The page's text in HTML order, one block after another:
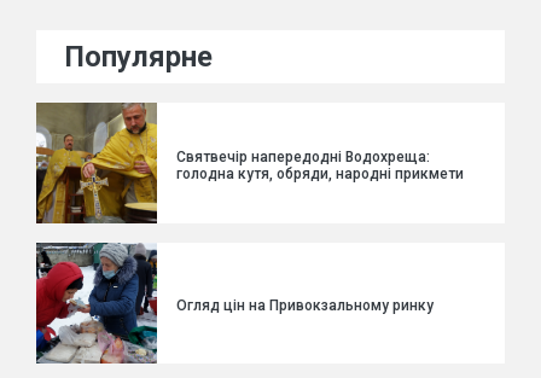
Популярне
Святвечір напередодні Водохреща:
голодна кутя, обряди, народні прикмети
Огляд цін на Привокзальному ринку